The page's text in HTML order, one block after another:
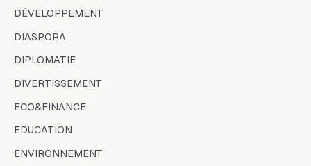
DÉVELOPPEMENT
DIASPORA
DIPLOMATIE
DIVERTISSEMENT
ECO&FINANCE
EDUCATION
ENVIRONNEMENT